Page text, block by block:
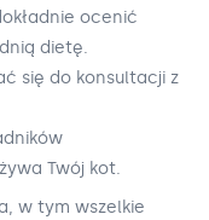
ocenić
dietę.
się do konsultacji z
Twój kot.
w tym wszelkie